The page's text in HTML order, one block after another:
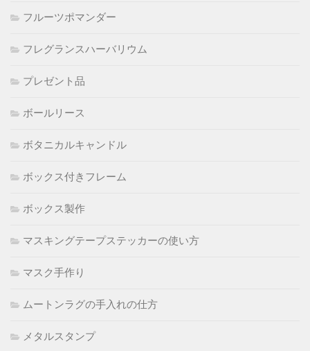
フルーツポマンダー
フレグランスハーバリウム
プレゼント品
ボールリース
ボタニカルキャンドル
ボックス付きフレーム
ボックス製作
マスキングテープステッカーの使い方
マスク手作り
ムートンラグの手入れの仕方
メタルスタンプ